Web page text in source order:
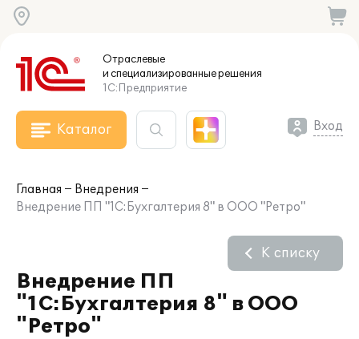
Отраслевые
и специализированныерешения
1С:Предприятие
Каталог Вход
Главная
Внедрения
Внедрение ПП "1С:Бухгалтерия 8" в ООО "Ретро"
Внедрение ПП
"1С:Бухгалтерия 8" в ООО
"Ретро"
К списку